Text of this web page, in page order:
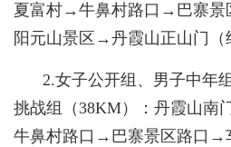
夏富村→牛鼻村路口→巴寨
阳元山景区→丹霞山正山门（
2.女子公开组、男子中年
挑战组（38KM）：丹霞山
牛鼻村路口→巴寨景区路口→